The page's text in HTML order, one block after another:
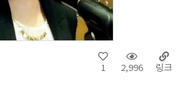
1 2,996 링크